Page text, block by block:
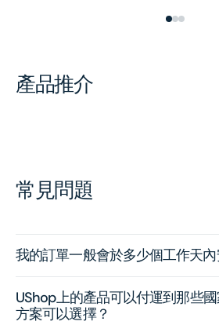
產品推介
常見問題
我的訂單一般會於多少個工作天內
UShop上的產品可以付運到那些
方案可以選擇？